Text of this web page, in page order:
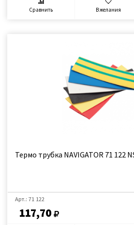
Сравнить В желания
Термо трубка NAVIGATOR 71 122
Арт.: 71 122
117,70